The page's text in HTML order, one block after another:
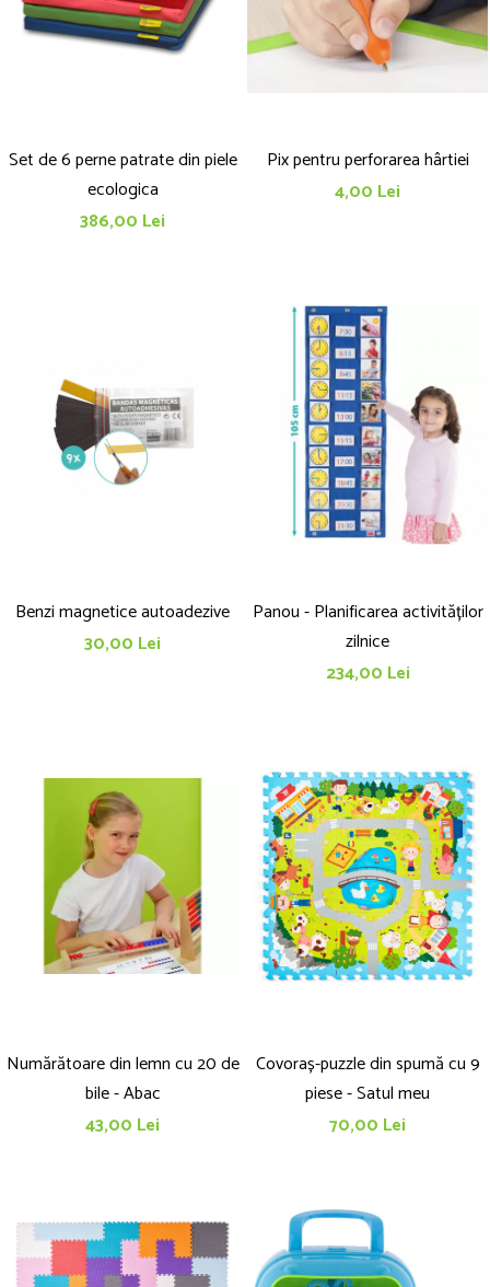
Set de 6 perne patrate din piele
ecologica
386,00 Lei
Pix pentru perforarea hârtiei
4,00 Lei
Benzi magnetice autoadezive
30,00 Lei
Panou - Planificarea activităților
zilnice
234,00 Lei
Numărătoare din lemn cu 20 de
bile - Abac
43,00 Lei
Covoraș-puzzle din spumă cu 9
piese - Satul meu
70,00 Lei